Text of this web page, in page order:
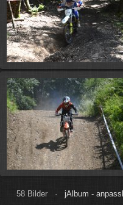
58 Bilder ·jAlbum -